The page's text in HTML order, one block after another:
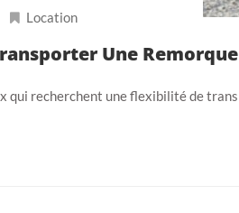
Location
Une Remorque
qui recherchent une flexibilité de